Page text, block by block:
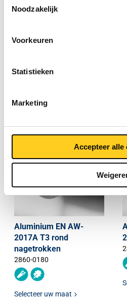
partijen waarmee wij
Noodzakelijk
Voorkeuren
Statistieken
Marketing
Accepteer alle
T8 rond nagetrokken
2860-0150
Selecteer uw maat
Aluminium EN AW-
2017A T3 rond
nagetrokken
2860-0180
Selecteer uw maat